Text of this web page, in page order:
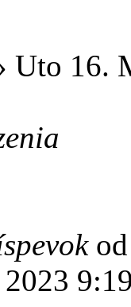
Uto 16.